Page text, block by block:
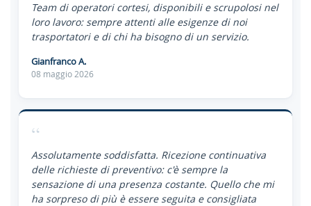
Team di operatori cortesi, disponibili e scrupolosi nel
loro lavoro: sempre attenti alle esigenze di noi
trasportatori e di chi ha bisogno di un servizio.
Gianfranco A.
08 maggio 2026
“
Assolutamente soddisfatta. Ricezione continuativa
delle richieste di preventivo: c'è sempre la
sensazione di una presenza costante. Quello che mi
ha sorpreso di più è essere seguita e consigliata